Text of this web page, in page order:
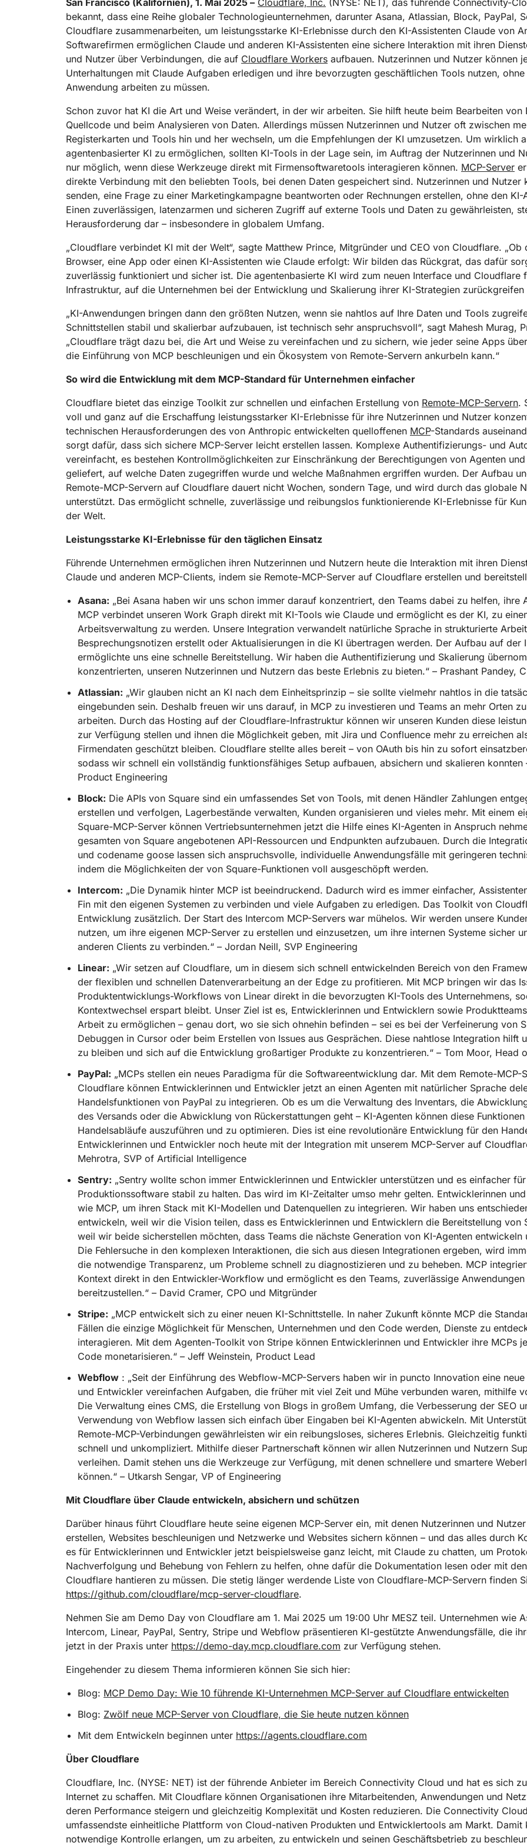
Phishing-Schutz
Schutz von Webanwendungen und
APIs
WAN-Modernisierung
Netzwerkschutz
Sichern Sie agentenbasierte KI-
und GenAI-Anwendungen
Datenkonformität
Compliance optimieren und
Risiken minimieren
Post-Quanten-Kryptografie
Daten schützen und
Compliance-Standards erfüllen
Analyseberichte
Vertiefung
Ereignisse
Demos
Workshops
Demo anfragen
KMU-Tarife Tarife für Privatanwender Zum Tarifvergleich
ML-Modelle in unserem
Netzwerk ausführen
Serverlose Apps
erstellen/bereitstellen
Echtzeit-Audio-/-Video-Apps
entwickeln
Daten ohne kostspielige
Egress-Gebühren speichern
TARIFE UND PREISE
Serverlose Apps erstellen &
Workers KV
Serverloser Schlüssel-Werte-
KENNENLERNEN
theNET
Erkenntnisse für
das digitale
Unternehmen
Cloudflare TV
Innovative
Reihen und
Events
Cloudforce
und -
Humanitäre Hilfe
Projekt Galileo
Behörden
Projekt „Athenian“
Wahlen
Cloudflare for
San Francisco (Kalifornien), 1. Mai 2025 – Cloudflare, Inc. (NYSE: NET), das führende Connectivity-
bekannt, dass eine Reihe globaler Technologieunternehmen, darunter Asana, Atlassian, Block, PayPal,
Cloudflare zusammenarbeiten, um leistungsstarke KI-Erlebnisse durch den KI-Assistenten Claude von
Softwarefirmen ermöglichen Claude und anderen KI-Assistenten eine sichere Interaktion mit ihren
und Nutzer über Verbindungen, die auf Cloudflare Workers aufbauen. Nutzerinnen und Nutzer können
Unterhaltungen mit Claude Aufgaben erledigen und ihre bevorzugten geschäftlichen Tools nutzen,
Anwendung arbeiten zu müssen.
Schon zuvor hat KI die Art und Weise verändert, in der wir arbeiten. Sie hilft heute beim Bearbeiten
Quellcode und beim Analysieren von Daten. Allerdings müssen Nutzerinnen und Nutzer oft zwischen
Registerkarten und Tools hin und her wechseln, um die Empfehlungen der KI umzusetzen. Um wirklich
agentenbasierter KI zu ermöglichen, sollten KI-Tools in der Lage sein, im Auftrag der Nutzerinnen und
nur möglich, wenn diese Werkzeuge direkt mit Firmensoftwaretools interagieren können. MCP-Server
direkte Verbindung mit den beliebten Tools, bei denen Daten gespeichert sind. Nutzerinnen und Nutzer
senden, eine Frage zu einer Marketingkampagne beantworten oder Rechnungen erstellen, ohne den
Einen zuverlässigen, latenzarmen und sicheren Zugriff auf externe Tools und Daten zu gewährleisten,
Herausforderung dar – insbesondere in globalem Umfang.
„Cloudflare verbindet KI mit der Welt“, sagte Matthew Prince, Mitgründer und CEO von Cloudflare. „Ob
Browser, eine App oder einen KI-Assistenten wie Claude erfolgt: Wir bilden das Rückgrat, das dafür
zuverlässig funktioniert und sicher ist. Die agentenbasierte KI wird zum neuen Interface und Cloudflare
Infrastruktur, auf die Unternehmen bei der Entwicklung und Skalierung ihrer KI-Strategien zurückgreifen
„KI-Anwendungen bringen dann den größten Nutzen, wenn sie nahtlos auf Ihre Daten und Tools
Schnittstellen stabil und skalierbar aufzubauen, ist technisch sehr anspruchsvoll“, sagt Mahesh Murag,
„Cloudflare trägt dazu bei, die Art und Weise zu vereinfachen und zu sichern, wie jeder seine Apps
die Einführung von MCP beschleunigen und ein Ökosystem von Remote-Servern ankurbeln kann.“
So wird die Entwicklung mit dem MCP-Standard für Unternehmen einfacher
Cloudflare bietet das einzige Toolkit zur schnellen und einfachen Erstellung von Remote-MCP-Servern.
voll und ganz auf die Erschaffung leistungsstarker KI-Erlebnisse für ihre Nutzerinnen und Nutzer
technischen Herausforderungen des von Anthropic entwickelten quelloffenen MCP-Standards
sorgt dafür, dass sich sichere MCP-Server leicht erstellen lassen. Komplexe Authentifizierungs- und
vereinfacht, es bestehen Kontrollmöglichkeiten zur Einschränkung der Berechtigungen von Agenten
geliefert, auf welche Daten zugegriffen wurde und welche Maßnahmen ergriffen wurden. Der Aufbau
Remote-MCP-Servern auf Cloudflare dauert nicht Wochen, sondern Tage, und wird durch das globale
unterstützt. Das ermöglicht schnelle, zuverlässige und reibungslos funktionierende KI-Erlebnisse für
der Welt.
Leistungsstarke KI-Erlebnisse für den täglichen Einsatz
Führende Unternehmen ermöglichen ihren Nutzerinnen und Nutzern heute die Interaktion mit ihren
Claude und anderen MCP-Clients, indem sie Remote-MCP-Server auf Cloudflare erstellen und
Asana: „Bei Asana haben wir uns schon immer darauf konzentriert, den Teams dabei zu helfen,
MCP verbindet unseren Work Graph direkt mit KI-Tools wie Claude und ermöglicht es der KI, zu
Arbeitsverwaltung zu werden. Unsere Integration verwandelt natürliche Sprache in strukturierte
Besprechungsnotizen erstellt oder Aktualisierungen in die KI übertragen werden. Der Aufbau auf
ermöglichte uns eine schnelle Bereitstellung. Wir haben die Authentifizierung und Skalierung
konzentrierten, unseren Nutzerinnen und Nutzern das beste Erlebnis zu bieten.“ – Prashant Pandey,
Atlassian: „Wir glauben nicht an KI nach dem Einheitsprinzip – sie sollte vielmehr nahtlos in die
eingebunden sein. Deshalb freuen wir uns darauf, in MCP zu investieren und Teams an mehr Orten
arbeiten. Durch das Hosting auf der Cloudflare-Infrastruktur können wir unseren Kunden diese
zur Verfügung stellen und ihnen die Möglichkeit geben, mit Jira und Confluence mehr zu erreichen
Firmendaten geschützt bleiben. Cloudflare stellte alles bereit – von OAuth bis hin zu sofort
sodass wir schnell ein vollständig funktionsfähiges Setup aufbauen, absichern und skalieren
Product Engineering
Block: Die APIs von Square sind ein umfassendes Set von Tools, mit denen Händler Zahlungen
erstellen und verfolgen, Lagerbestände verwalten, Kunden organisieren und vieles mehr. Mit einem
Square-MCP-Server können Vertriebsunternehmen jetzt die Hilfe eines KI-Agenten in Anspruch
gesamten von Square angebotenen API-Ressourcen und Endpunkten aufzubauen. Durch die
und codename goose lassen sich anspruchsvolle, individuelle Anwendungsfälle mit geringeren
indem die Möglichkeiten der von Square-Funktionen voll ausgeschöpft werden.
Intercom: „Die Dynamik hinter MCP ist beeindruckend. Dadurch wird es immer einfacher,
Fin mit den eigenen Systemen zu verbinden und viele Aufgaben zu erledigen. Das Toolkit von
Entwicklung zusätzlich. Der Start des Intercom MCP-Servers war mühelos. Wir werden unsere
nutzen, um ihre eigenen MCP-Server zu erstellen und einzusetzen, um ihre internen Systeme sicher
anderen Clients zu verbinden.“ – Jordan Neill, SVP Engineering
Linear: „Wir setzen auf Cloudflare, um in diesem sich schnell entwickelnden Bereich von den
der flexiblen und schnellen Datenverarbeitung an der Edge zu profitieren. Mit MCP bringen wir das
Produktentwicklungs-Workflows von Linear direkt in die bevorzugten KI-Tools des Unternehmens,
Kontextwechsel erspart bleibt. Unser Ziel ist es, Entwicklerinnen und Entwicklern sowie
Arbeit zu ermöglichen – genau dort, wo sie sich ohnehin befinden – sei es bei der Verfeinerung von
Debuggen in Cursor oder beim Erstellen von Issues aus Gesprächen. Diese nahtlose Integration hilft
zu bleiben und sich auf die Entwicklung großartiger Produkte zu konzentrieren.“ – Tom Moor, Head
PayPal: „MCPs stellen ein neues Paradigma für die Softwareentwicklung dar. Mit dem Remote-MCP-
Cloudflare können Entwicklerinnen und Entwickler jetzt an einen Agenten mit natürlicher Sprache
Handelsfunktionen von PayPal zu integrieren. Ob es um die Verwaltung des Inventars, die
des Versands oder die Abwicklung von Rückerstattungen geht – KI-Agenten können diese
Handelsabläufe auszuführen und zu optimieren. Dies ist eine revolutionäre Entwicklung für den
Entwicklerinnen und Entwickler noch heute mit der Integration mit unserem MCP-Server auf
Mehrotra, SVP of Artificial Intelligence
Sentry: „Sentry wollte schon immer Entwicklerinnen und Entwickler unterstützen und es einfacher
Produktionssoftware stabil zu halten. Das wird im KI-Zeitalter umso mehr gelten. Entwicklerinnen
wie MCP, um ihren Stack mit KI-Modellen und Datenquellen zu integrieren. Wir haben uns
entwickeln, weil wir die Vision teilen, dass es Entwicklerinnen und Entwicklern die Bereitstellung von
weil wir beide sicherstellen möchten, dass Teams die nächste Generation von KI-Agenten
Die Fehlersuche in den komplexen Interaktionen, die sich aus diesen Integrationen ergeben, wird
die notwendige Transparenz, um Probleme schnell zu diagnostizieren und zu beheben. MCP
Kontext direkt in den Entwickler-Workflow und ermöglicht es den Teams, zuverlässige
bereitzustellen.“ – David Cramer, CPO und Mitgründer
Stripe: „MCP entwickelt sich zu einer neuen KI-Schnittstelle. In naher Zukunft könnte MCP die
Fällen die einzige Möglichkeit für Menschen, Unternehmen und den Code werden, Dienste zu
interagieren. Mit dem Agenten-Toolkit von Stripe können Entwicklerinnen und Entwickler ihre MCPs
Code monetarisieren.“ – Jeff Weinstein, Product Lead
Webflow : „Seit der Einführung des Webflow-MCP-Servers haben wir in puncto Innovation eine
und Entwickler vereinfachen Aufgaben, die früher mit viel Zeit und Mühe verbunden waren, mithilfe
Die Verwaltung eines CMS, die Erstellung von Blogs in großem Umfang, die Verbesserung der SEO
Verwendung von Webflow lassen sich einfach über Eingaben bei KI-Agenten abwickeln. Mit
Remote-MCP-Verbindungen gewährleisten wir ein reibungsloses, sicheres Erlebnis. Gleichzeitig
schnell und unkompliziert. Mithilfe dieser Partnerschaft können wir allen Nutzerinnen und Nutzern
verleihen. Damit stehen uns die Werkzeuge zur Verfügung, mit denen schnellere und smartere
können.“ – Utkarsh Sengar, VP of Engineering
Mit Cloudflare über Claude entwickeln, absichern und schützen
Darüber hinaus führt Cloudflare heute seine eigenen MCP-Server ein, mit denen Nutzerinnen und
erstellen, Websites beschleunigen und Netzwerke und Websites sichern können – und das alles durch
es für Entwicklerinnen und Entwickler jetzt beispielsweise ganz leicht, mit Claude zu chatten, um
Nachverfolgung und Behebung von Fehlern zu helfen, ohne dafür die Dokumentation lesen oder mit
Cloudflare hantieren zu müssen. Die stetig länger werdende Liste von Cloudflare-MCP-Servern finden
https://github.com/cloudflare/mcp-server-cloudflare.
Nehmen Sie am Demo Day von Cloudflare am 1. Mai 2025 um 19:00 Uhr MESZ teil. Unternehmen wie
Intercom, Linear, PayPal, Sentry, Stripe und Webflow präsentieren KI-gestützte Anwendungsfälle, die
jetzt in der Praxis unter https://demo-day.mcp.cloudflare.com zur Verfügung stehen.
Eingehender zu diesem Thema informieren können Sie sich hier:
Blog: MCP Demo Day: Wie 10 führende KI-Unternehmen MCP-Server auf Cloudflare entwickelten
Blog: Zwölf neue MCP-Server von Cloudflare, die Sie heute nutzen können
Mit dem Entwickeln beginnen unter https://agents.cloudflare.com
Über Cloudflare
Cloudflare, Inc. (NYSE: NET) ist der führende Anbieter im Bereich Connectivity Cloud und hat es sich
Internet zu schaffen. Mit Cloudflare können Organisationen ihre Mitarbeitenden, Anwendungen und
deren Performance steigern und gleichzeitig Komplexität und Kosten reduzieren. Die Connectivity
umfassendste einheitliche Plattform von Cloud-nativen Produkten und Entwicklertools am Markt. Damit
notwendige Kontrolle erlangen, um zu arbeiten, zu entwickeln und seinen Geschäftsbetrieb zu